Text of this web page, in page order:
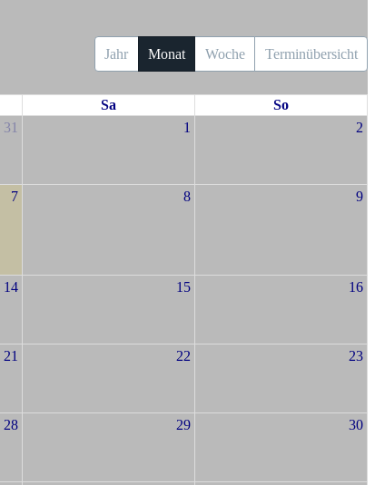
Jahr Monat Woche Terminübersicht
Sa
So
31 1 2
7 8 9
14 15 16
21 22 23
28 29 30